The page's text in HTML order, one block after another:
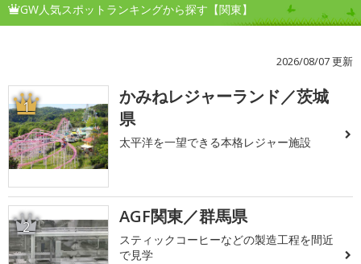
GW人気スポットランキングから探す【関東】
2026/08/07 更新
1
かみねレジャーランド／茨城
県
太平洋を一望できる本格レジャー施設
2 AGF関東／群馬県
スティックコーヒーなどの製造工程を間近
で見学